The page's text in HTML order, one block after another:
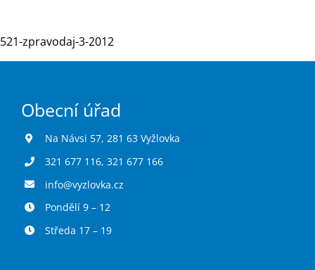
Hlášení závad
521-zpravodaj-3-2012
Obecní úřad
Na Návsi 57, 281 63 Vyžlovka
321 677 116, 321 677 166
info@vyzlovka.cz
Pondělí 9 – 12
Středa 17 – 19